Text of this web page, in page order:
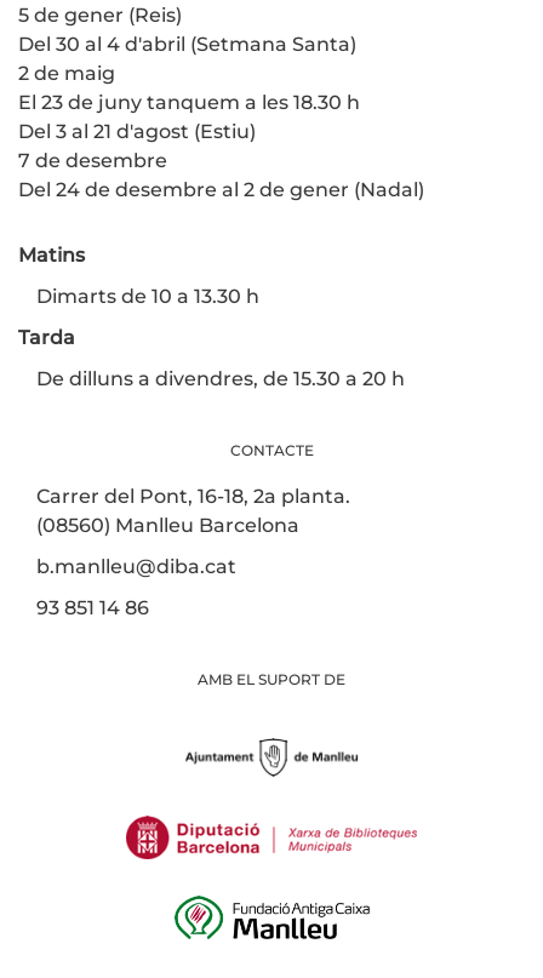
5 de gener (Reis)
Del 30 al 4 d'abril (Setmana Santa)
2 de maig
El 23 de juny tanquem a les 18.30 h
Del 3 al 21 d'agost (Estiu)
7 de desembre
Del 24 de desembre al 2 de gener (Nadal)
Matins
Dimarts de 10 a 13.30 h
Tarda
De dilluns a divendres, de 15.30 a 20 h
CONTACTE
Carrer del Pont, 16-18, 2a planta.
(08560) Manlleu Barcelona
b.manlleu@diba.cat
93 851 14 86
AMB EL SUPORT DE